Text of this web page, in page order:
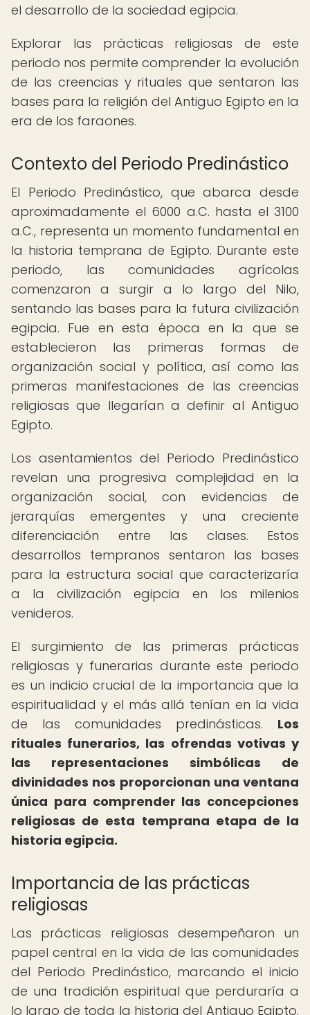
el desarrollo de la sociedad egipcia.
Explorar las prácticas religiosas de este
periodo nos permite comprender la evolución
de las creencias y rituales que sentaron las
bases para la religión del Antiguo Egipto en la
era de los faraones.
Contexto del Periodo Predinástico
El Periodo Predinástico, que abarca desde
aproximadamente el 6000 a.C. hasta el 3100
a.C., representa un momento fundamental en
la historia temprana de Egipto. Durante este
periodo, las comunidades agrícolas
comenzaron a surgir a lo largo del Nilo,
sentando las bases para la futura civilización
egipcia. Fue en esta época en la que se
establecieron las primeras formas de
organización social y política, así como las
primeras manifestaciones de las creencias
religiosas que llegarían a definir al Antiguo
Egipto.
Los asentamientos del Periodo Predinástico
revelan una progresiva complejidad en la
organización social, con evidencias de
jerarquías emergentes y una creciente
diferenciación entre las clases. Estos
desarrollos tempranos sentaron las bases
para la estructura social que caracterizaría
a la civilización egipcia en los milenios
venideros.
El surgimiento de las primeras prácticas
religiosas y funerarias durante este periodo
es un indicio crucial de la importancia que la
espiritualidad y el más allá tenían en la vida
de las comunidades predinásticas. Los
rituales funerarios, las ofrendas votivas y
las representaciones simbólicas de
divinidades nos proporcionan una ventana
única para comprender las concepciones
religiosas de esta temprana etapa de la
historia egipcia.
Importancia de las prácticas
religiosas
Las prácticas religiosas desempeñaron un
papel central en la vida de las comunidades
del Periodo Predinástico, marcando el inicio
de una tradición espiritual que perduraría a
lo largo de toda la historia del Antiguo Egipto.